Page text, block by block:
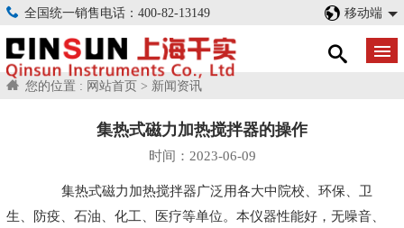
全国统一销售电话：400-82-13149 移动端
您的位置 : 网站首页 > 新闻资讯
集热式磁力加热搅拌器的操作
时间：2023-06-09
集热式磁力加热搅拌器广泛用各大中院校、环保、卫
生、防疫、石油、化工、医疗等单位。本仪器性能好，无噪音、